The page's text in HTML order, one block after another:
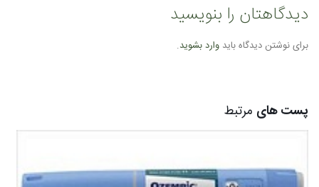
دیدگاهتان را بنویسید
برای نوشتن دیدگاه باید وارد بشوید.
پست های مرتبط